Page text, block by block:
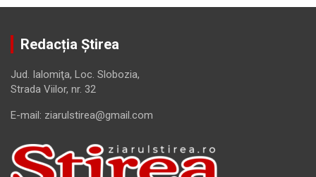
Redacția Știrea
Jud. Ialomiţa, Loc. Slobozia,
Strada Viilor, nr. 32
E-mail: ziarulstirea@gmail.com